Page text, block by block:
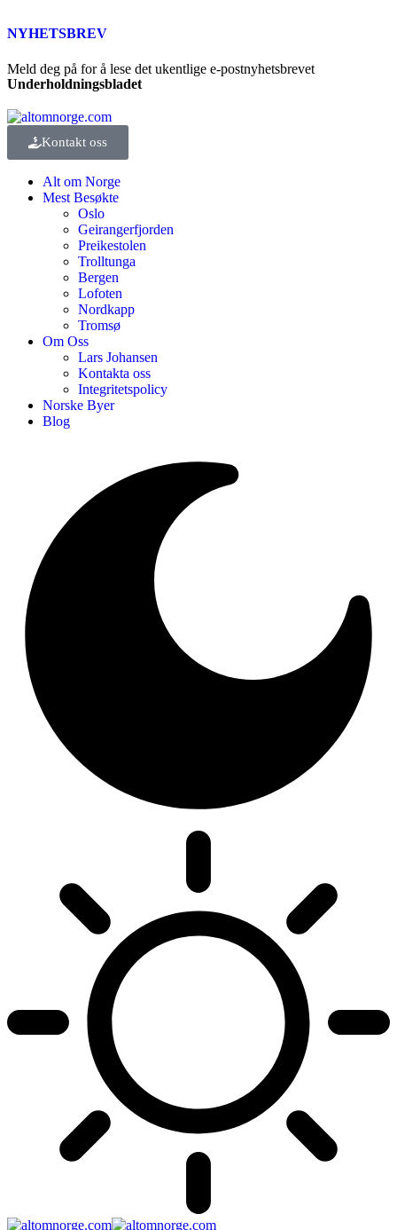
NYHETSBREV
Meld deg på for å lese det ukentlige e-postnyhetsbrevet
Underholdningsbladet
Kontakt oss
Alt om Norge
Mest Besøkte
Oslo
Geirangerfjorden
Preikestolen
Trolltunga
Bergen
Lofoten
Nordkapp
Tromsø
Om Oss
Lars Johansen
Kontakta oss
Integritetspolicy
Norske Byer
Blog